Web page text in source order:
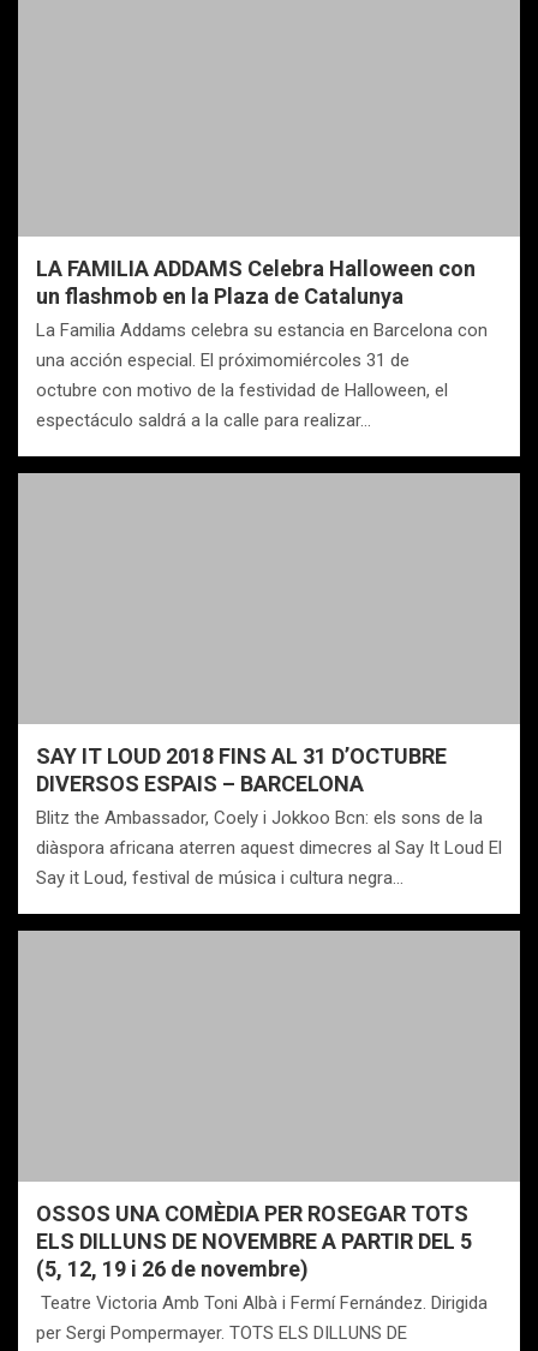
LA FAMILIA ADDAMS Celebra Halloween con
un flashmob en la Plaza de Catalunya
La Familia Addams celebra su estancia en Barcelona con
una acción especial. El próximomiércoles 31 de
octubre con motivo de la festividad de Halloween, el
espectáculo saldrá a la calle para realizar…
SAY IT LOUD 2018 FINS AL 31 D’OCTUBRE
DIVERSOS ESPAIS – BARCELONA
Blitz the Ambassador, Coely i Jokkoo Bcn: els sons de la
diàspora africana aterren aquest dimecres al Say It Loud El
Say it Loud, festival de música i cultura negra…
OSSOS UNA COMÈDIA PER ROSEGAR TOTS
ELS DILLUNS DE NOVEMBRE A PARTIR DEL 5
(5, 12, 19 i 26 de novembre)
Teatre Victoria Amb Toni Albà i Fermí Fernández. Dirigida
per Sergi Pompermayer. TOTS ELS DILLUNS DE